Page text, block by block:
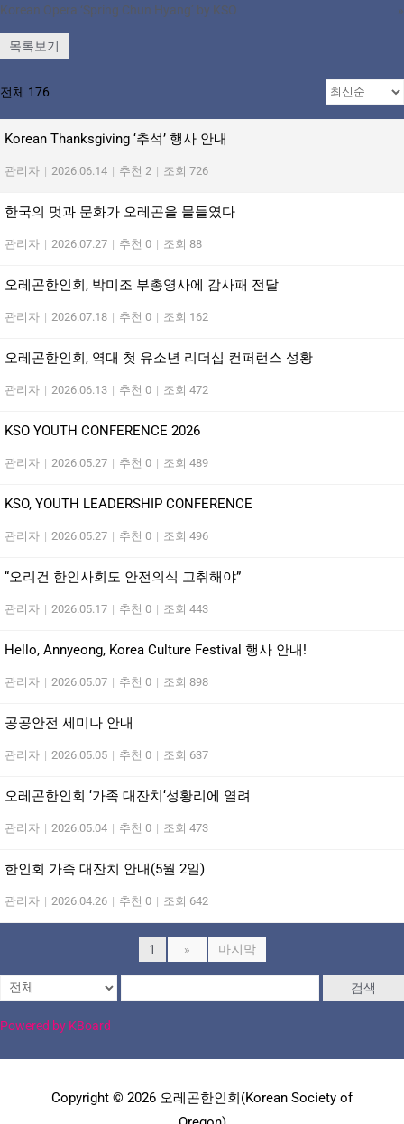
Korean Opera ‘Spring Chun Hyang’ by KSO
»
목록보기
전체 176
Korean Thanksgiving ‘추석’ 행사 안내
관리자 | 2026.06.14 | 추천 2 | 조회 726
한국의 멋과 문화가 오레곤을 물들였다
관리자 | 2026.07.27 | 추천 0 | 조회 88
오레곤한인회, 박미조 부총영사에 감사패 전달
관리자 | 2026.07.18 | 추천 0 | 조회 162
오레곤한인회, 역대 첫 유소년 리더십 컨퍼런스 성황
관리자 | 2026.06.13 | 추천 0 | 조회 472
KSO YOUTH CONFERENCE 2026
관리자 | 2026.05.27 | 추천 0 | 조회 489
KSO, YOUTH LEADERSHIP CONFERENCE
관리자 | 2026.05.27 | 추천 0 | 조회 496
“오리건 한인사회도 안전의식 고취해야”
관리자 | 2026.05.17 | 추천 0 | 조회 443
Hello, Annyeong, Korea Culture Festival 행사 안내!
관리자 | 2026.05.07 | 추천 0 | 조회 898
공공안전 세미나 안내
관리자 | 2026.05.05 | 추천 0 | 조회 637
오레곤한인회 ‘가족 대잔치‘성황리에 열려
관리자 | 2026.05.04 | 추천 0 | 조회 473
한인회 가족 대잔치 안내(5월 2일)
관리자 | 2026.04.26 | 추천 0 | 조회 642
1 » 마지막
검색
Powered by KBoard
Copyright © 2026 오레곤한인회(Korean Society of